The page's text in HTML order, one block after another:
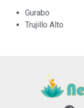
Gurabo
Trujillo Alto